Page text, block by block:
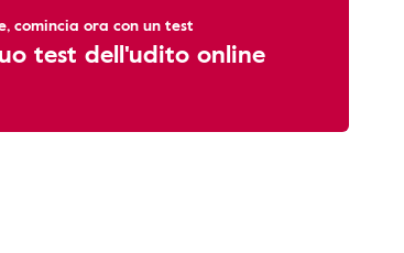
comincia ora con un test
test dell'udito online